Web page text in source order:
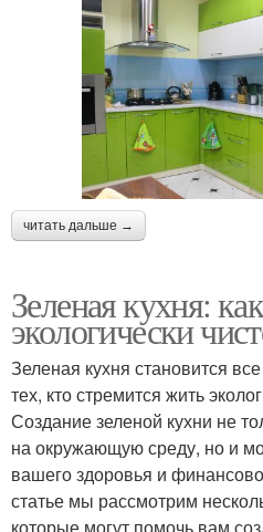
читать дальше →
Зеленая кухня:
экологически
Зеленая кухня становится
тех, кто стремится жить
Создание зеленой кухни не
на окружающую среду, но и
вашего здоровья и
статье мы рассмотрим